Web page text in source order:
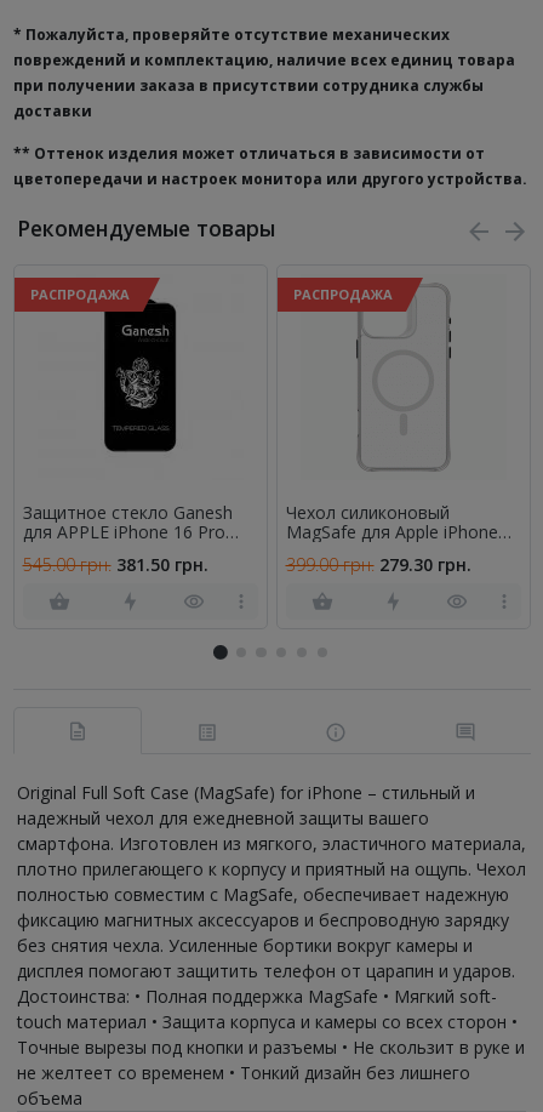
* Пожалуйста, проверяйте отсутствие механических
повреждений и комплектацию, наличие всех единиц товара
при получении заказа в присутствии сотрудника службы
доставки
** Оттенок изделия может отличаться в зависимости от
цветопередачи и настроек монитора или другого устройства.
Рекомендуемые товары
РАСПРОДАЖА
Защитное стекло Ganesh
для APPLE iPhone 16 Pro
545.00 грн. 381.50 грн.
РАСПРОДАЖА
Чехол силиконовый
MagSafe для Apple iPhone
399.00 грн. 279.30 грн.
Original Full Soft Case (MagSafe) for iPhone – стильный и
надежный чехол для ежедневной защиты вашего
смартфона. Изготовлен из мягкого, эластичного материала,
плотно прилегающего к корпусу и приятный на ощупь. Чехол
полностью совместим с MagSafe, обеспечивает надежную
фиксацию магнитных аксессуаров и беспроводную зарядку
без снятия чехла. Усиленные бортики вокруг камеры и
дисплея помогают защитить телефон от царапин и ударов.
Достоинства: • Полная поддержка MagSafe • Мягкий soft-
touch материал • Защита корпуса и камеры со всех сторон •
Точные вырезы под кнопки и разъемы • Не скользит в руке и
не желтеет со временем • Тонкий дизайн без лишнего
объема